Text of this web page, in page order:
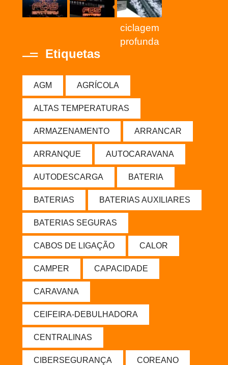
ciclagem
profunda
Etiquetas
AGM AGRÍCOLA
ALTAS TEMPERATURAS
ARMAZENAMENTO ARRANCAR
ARRANQUE AUTOCARAVANA
AUTODESCARGA BATERIA
BATERIAS BATERIAS AUXILIARES
BATERIAS SEGURAS
CABOS DE LIGAÇÃO CALOR
CAMPER CAPACIDADE
CARAVANA
CEIFEIRA-DEBULHADORA
CENTRALINAS
CIBERSEGURANÇA COREANO